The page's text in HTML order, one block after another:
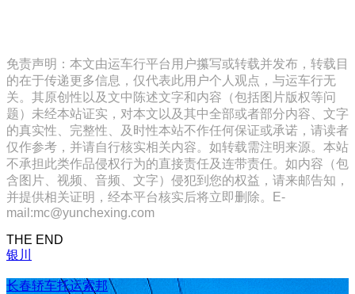
免责声明：本文由运车行平台用户攥写或转载并发布，转载目
的在于传递更多信息，仅代表此用户个人观点，与运车行无
关。其原创性以及文中陈述文字和内容（包括图片版权等问
题）未经本站证实，对本文以及其中全部或者部分内容、文字
的真实性、完整性、及时性本站不作任何保证或承诺，请读者
仅作参考，并请自行核实相关内容。如转载需注明来源。本站
不承担此类作品侵权行为的直接责任及连带责任。如内容（包
含图片、视频、音频、文字）侵犯到您的权益，请来邮告知，
并提供相关证明，经本平台核实后将立即删除。E-
mail:mc@yunchexing.com
THE END
银川
长春轿车托运索邦